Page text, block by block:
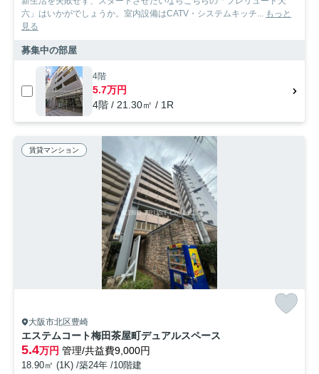
六」はいかがでしょうか。室内設備はCATV・システムキッチ... もっと
見る
募集中の部屋
4階
5.7万円
4階 / 21.30㎡ / 1R
賃貸マンション
大阪市北区豊崎
エステムコート梅田茶屋町デュアルスペース
5.4万円 管理/共益費9,000円
18.90㎡ (1K) /築24年 /10階建